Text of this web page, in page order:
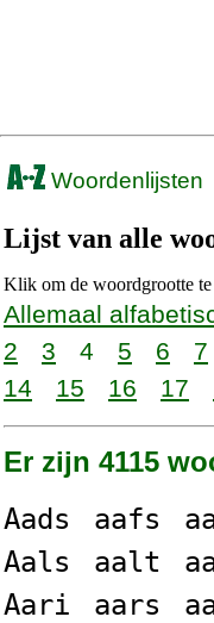
Woordenlijsten
Lijst van alle
Klik om de woordgrootte
Allemaal
2
3 4 5 6 7
14
15 16 17
Er zijn 4115
Aads aafs
Aals
aalt
Aari
aars